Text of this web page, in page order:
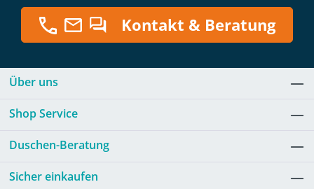
Kontakt & Beratung
Über uns
Shop Service
Duschen-Beratung
Sicher einkaufen